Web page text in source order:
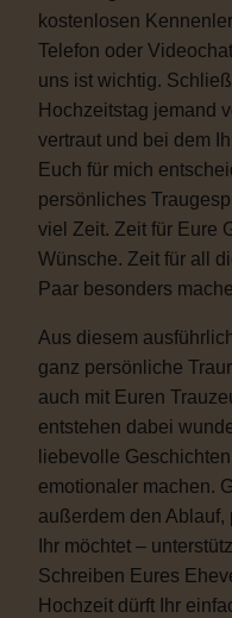
kostenlosen
Telefon oder
uns ist wichtig.
Hochzeitstag jemand
vertraut und bei dem
Euch für mich
persönliches
viel Zeit. Zeit für Eure
Wünsche. Zeit für all
Paar besonders
Aus diesem
ganz persönliche
auch mit Euren
entstehen dabei
liebevolle
emotionaler machen.
außerdem den
Ihr möchtet –
Schreiben Eures
Hochzeit dürft Ihr